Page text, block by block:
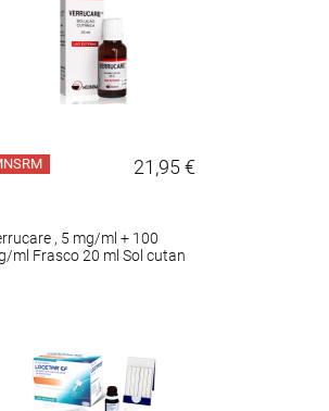
21,95 €
, 5 mg/ml + 100
ml Frasco 20 ml Sol cutan